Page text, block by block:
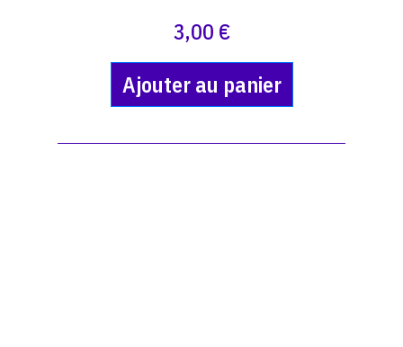
3,00 €
Ajouter au panier